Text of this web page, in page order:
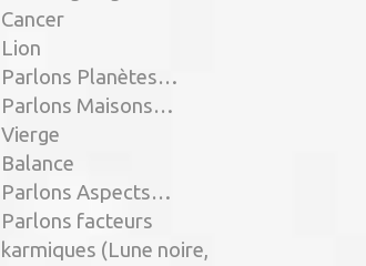
Cancer
Lion
Parlons Planètes…
Parlons Maisons…
Vierge
Balance
Parlons Aspects…
Parlons facteurs
karmiques (Lune noire,